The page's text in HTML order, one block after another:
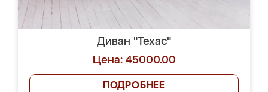
Диван "Техас"
Цена: 45000.00
ПОДРОБНЕЕ